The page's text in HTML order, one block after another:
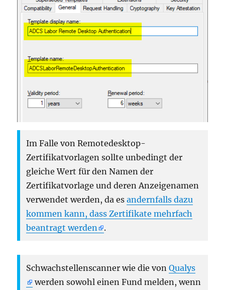
Im Falle von Remotedesktop-
Zertifikatvorlagen sollte unbedingt der
gleiche Wert für den Namen der
Zertifikatvorlage und deren Anzeigenamen
verwendet werden, da esandernfalls dazu
kommen kann, dass Zertifikate mehrfach
beantragt werden
.
Schwachstellenscanner wie die vonQualys
werden sowohl einen Fund melden, wenn